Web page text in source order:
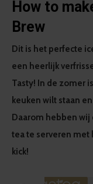
How to
Brew
Dit is het perfecte
een heerlijk
Tasty! In de zomer
keuken wilt staan
Daarom hebben
tea te serveren met
kick!